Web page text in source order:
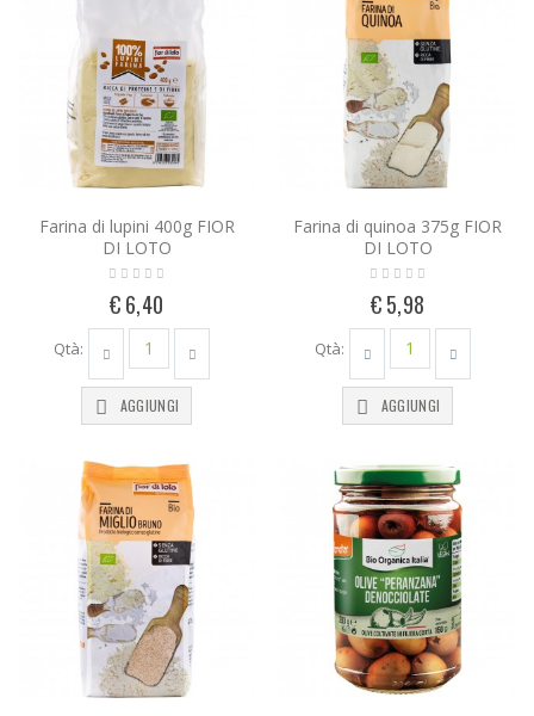
Farina di lupini 400g FIOR
DI LOTO
€ 6,40
Qtà:
AGGIUNGI
Farina di quinoa 375g FIOR
DI LOTO
€ 5,98
Qtà:
AGGIUNGI